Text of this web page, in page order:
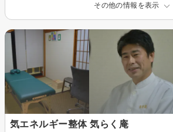
その他の情報を表示
気エネルギー整体 気らく庵